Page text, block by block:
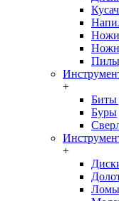
Ножи
+
Биты
Буры
+
Ломы